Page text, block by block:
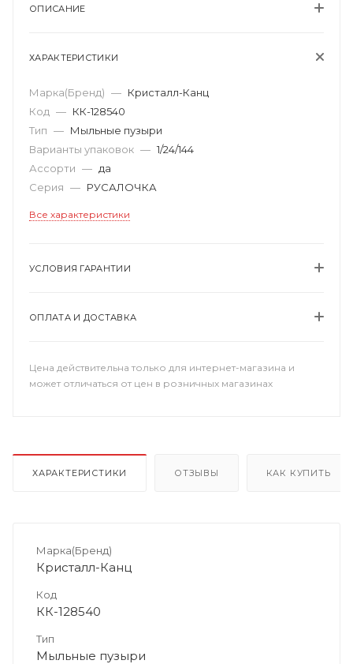
ОПИСАНИЕ
ХАРАКТЕРИСТИКИ
Марка(Бренд) — Кристалл-Канц
Код — КК-128540
Тип — Мыльные пузыри
Варианты упаковок — 1/24/144
Ассорти — да
Серия — РУСАЛОЧКА
Все характеристики
УСЛОВИЯ ГАРАНТИИ
ОПЛАТА И ДОСТАВКА
Цена действительна только для интернет-магазина и
может отличаться от цен в розничных магазинах
ХАРАКТЕРИСТИКИ ОТЗЫВЫ КАК КУПИТЬ
Марка(Бренд)
Кристалл-Канц
Код
КК-128540
Тип
Мыльные пузыри